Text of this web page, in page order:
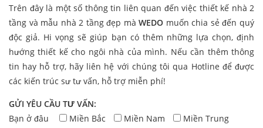
Trên đây là một số thông tin liên quan đến việc thiết kế nhà 2
tầng và mẫu nhà 2 tầng đẹp màWEDO muốn chia sẻ đến quý
độc giả. Hi vọng sẽ giúp bạn có thêm những lựa chọn, định
hướng thiết kế cho ngôi nhà của mình. Nếu cần thêm thông
tin hay hỗ trợ, hãy liên hệ với chúng tôi qua Hotline để được
các kiến trúc sư tư vấn, hỗ trợ miễn phí!
GỬI YÊU CẦU TƯ VẤN:
Bạn ở đâu
Miền Bắc Miền Nam Miền Trung